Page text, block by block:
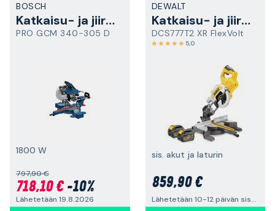
BOSCH
Katkaisu- ja jiirisaha
PRO GCM 340-305 D
1800 W
797,90 €
718,10 €-10%
Lähetetään 19.8.2026
DEWALT
Katkaisu- ja jiirisaha
DCS777T2 XR FlexVolt
5,0
sis. akut ja laturin
859,90 €
Lähetetään 10-12 päivän sisällä